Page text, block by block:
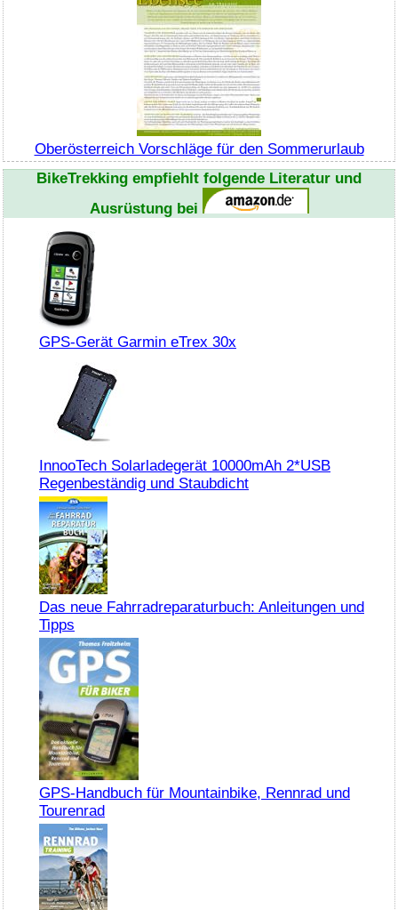
Oberösterreich Vorschläge für den Sommerurlaub
BikeTrekking empfiehlt folgende Literatur und
Ausrüstung bei
GPS-Gerät Garmin eTrex 30x
InnooTech Solarladegerät 10000mAh 2*USB
Regenbeständig und Staubdicht
Das neue Fahrradreparaturbuch: Anleitungen und
Tipps
GPS-Handbuch für Mountainbike, Rennrad und
Tourenrad